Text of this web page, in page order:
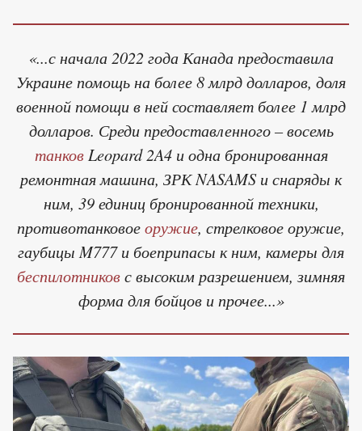
«...с начала 2022 года Канада предоставила
Украине помощь на более 8 млрд долларов, доля
военной помощи в ней составляет более 1 млрд
долларов. Среди предоставленного – восемь
танковLeopard 2A4 и одна бронированная
ремонтная машина, ЗРК NASAMS и снаряды к
ним, 39 единиц бронированной техники,
противотанковоеоружие, стрелковое оружие,
гаубицы M777 и боеприпасы к ним, камеры для
беспилотниковс высоким разрешением, зимняя
форма для бойцов и прочее...»